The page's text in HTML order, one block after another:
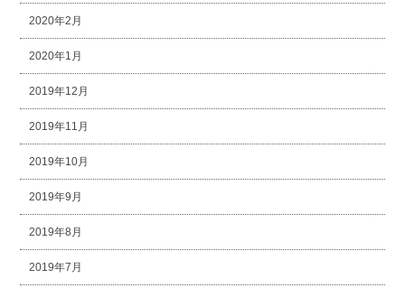
2020年2月
2020年1月
2019年12月
2019年11月
2019年10月
2019年9月
2019年8月
2019年7月